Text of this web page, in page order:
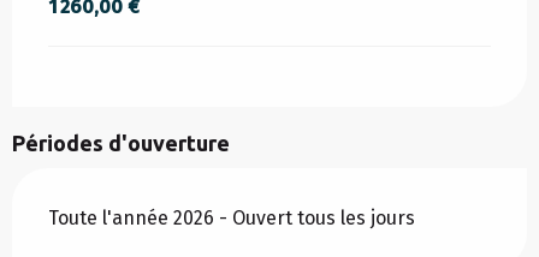
1 260,00 €
Périodes d'ouverture
Toute l'année 2026 - Ouvert tous les jours